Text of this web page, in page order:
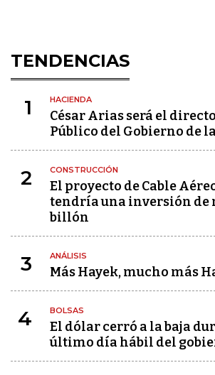
TENDENCIAS
1 HACIENDA
César Arias será el
Público del Gobierno de
2 CONSTRUCCIÓN
El proyecto de Cable
tendría una inversión de
billón
3 ANÁLISIS
Más Hayek, mucho más
4 BOLSAS
El dólar cerró a la baja
último día hábil del